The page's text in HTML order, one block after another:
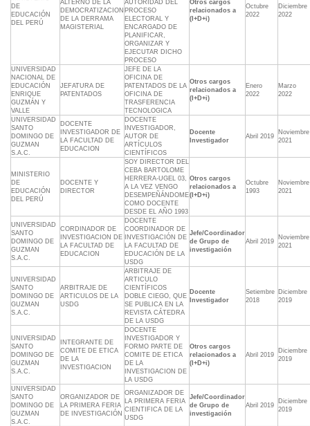
DE
EDUCACIÓN
DEL PERÚ
ALTERNO DE LA
DEMOCRATIZACION
DE LA DERRAMA
MAGISTERIAL
AUTORIDAD DEL
PROCESO
ELECTORAL Y
ENCARGADO DE
PLANIFICAR,
ORGANIZAR Y
EJECUTAR DICHO
PROCESO
Otros cargos
relacionados a
(I+D+i)
Octubre
2022
Diciembre
2022
UNIVERSIDAD
NACIONAL DE
EDUCACIÓN
ENRIQUE
GUZMÁN Y
VALLE
JEFATURA DE
PATENTADOS
JEFE DE LA
OFICINA DE
PATENTADOS DE LA
OFICINA DE
TRASFERENCIA
TECNOLOGICA
Otros cargos
relacionados a
(I+D+i)
Enero
2022
Marzo
2022
UNIVERSIDAD
SANTO
DOMINGO DE
GUZMAN
S.A.C.
DOCENTE
INVESTIGADOR DE
LA FACULTAD DE
EDUCACION
DOCENTE
INVESTIGADOR,
AUTOR DE
ARTÍCULOS
CIENTÍFICOS
Docente
Investigador
Abril 2019
Noviembre
2021
MINISTERIO
DE
EDUCACIÓN
DEL PERÚ
DOCENTE Y
DIRECTOR
SOY DIRECTOR DEL
CEBA BARTOLOME
HERRERA-UGEL 03,
A LA VEZ VENGO
DESEMPEÑÁNDOME
COMO DOCENTE
DESDE EL AÑO 1993
Otros cargos
relacionados a
(I+D+i)
Octubre
1993
Noviembre
2021
UNIVERSIDAD
SANTO
DOMINGO DE
GUZMAN
S.A.C.
CORDINADOR DE
INVESTIGACION DE
LA FACULTAD DE
EDUCACION
DOCENTE
COORDINADOR DE
INVESTIGACIÓN DE
LA FACULTAD DE
EDUCACIÓN DE LA
USDG
Jefe/Coordinador
de Grupo de
investigación
Abril 2019
Noviembre
2021
UNIVERSIDAD
SANTO
DOMINGO DE
GUZMAN
S.A.C.
ARBITRAJE DE
ARTICULOS DE LA
USDG
ARBITRAJE DE
ARTICULO
CIENTÍFICOS
DOBLE CIEGO, QUE
SE PUBLICA EN LA
REVISTA CÁTEDRA
DE LA USDG
Docente
Investigador
Setiembre
2018
Diciembre
2019
UNIVERSIDAD
SANTO
DOMINGO DE
GUZMAN
S.A.C.
INTEGRANTE DE
COMITE DE ETICA
DE LA
INVESTIGACION
DOCENTE
INVESTIGADOR Y
FORMO PARTE DE
COMITE DE ETICA
DE LA
INVESTIGACION DE
LA USDG
Otros cargos
relacionados a
(I+D+i)
Abril 2019
Diciembre
2019
UNIVERSIDAD
SANTO
DOMINGO DE
GUZMAN
S.A.C.
ORGANIZADOR DE
LA PRIMERA FERIA
DE INVESTIGACIÓN
ORGANIZADOR DE
LA PRIMERA FERIA
CIENTIFICA DE LA
USDG
Jefe/Coordinador
de Grupo de
investigación
Abril 2019
Diciembre
2019